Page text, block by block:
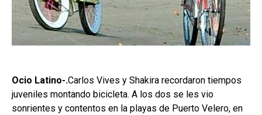
Ocio Latino-.Carlos Vives y Shakira recordaron tiempos
juveniles montando bicicleta. A los dos se les vio
sonrientes y contentos en la playas de Puerto Velero, en